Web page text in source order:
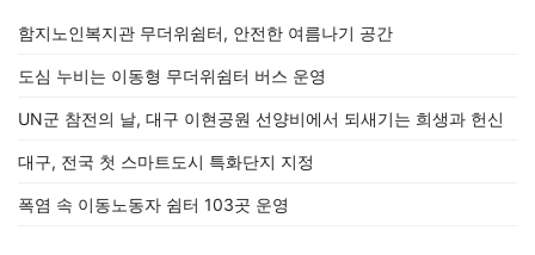
함지노인복지관 무더위쉼터, 안전한 여름나기 공간
도심 누비는 이동형 무더위쉼터 버스 운영
UN군 참전의 날, 대구 이현공원 선양비에서 되새기는 희생과 헌신
대구, 전국 첫 스마트도시 특화단지 지정
폭염 속 이동노동자 쉼터 103곳 운영